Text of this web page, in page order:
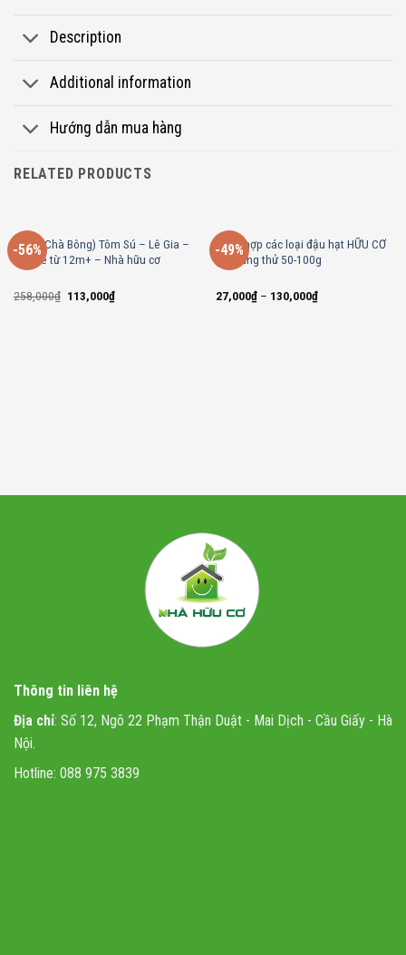
Description
Additional information
Hướng dẫn mua hàng
RELATED PRODUCTS
-56%
Ruốc (Chà Bông) Tôm Sú – Lê Gia –
cho bé từ 12m+ – Nhà hữu cơ
258,000₫ Original
price
113,000₫Current
price
-49%
Tổng hợp các loại đậu hạt HỮU CƠ
gói dùng thử 50-100g
27,000₫– 130,000₫
Thông tin liên hệ
Địa chỉ: Số 12, Ngõ 22 Phạm Thận Duật - Mai Dịch - Cầu Giấy - Hà
Nội.
Hotline: 088 975 3839